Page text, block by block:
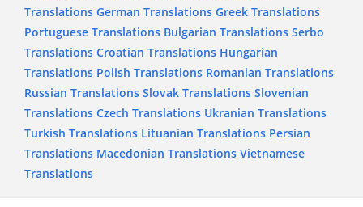
Translations German Translations Greek Translations
Portuguese Translations Bulgarian Translations Serbo
Translations Croatian Translations Hungarian
Translations Polish Translations Romanian Translations
Russian Translations Slovak Translations Slovenian
Translations Czech Translations Ukranian Translations
Turkish Translations Lituanian Translations Persian
Translations Macedonian Translations Vietnamese
Translations